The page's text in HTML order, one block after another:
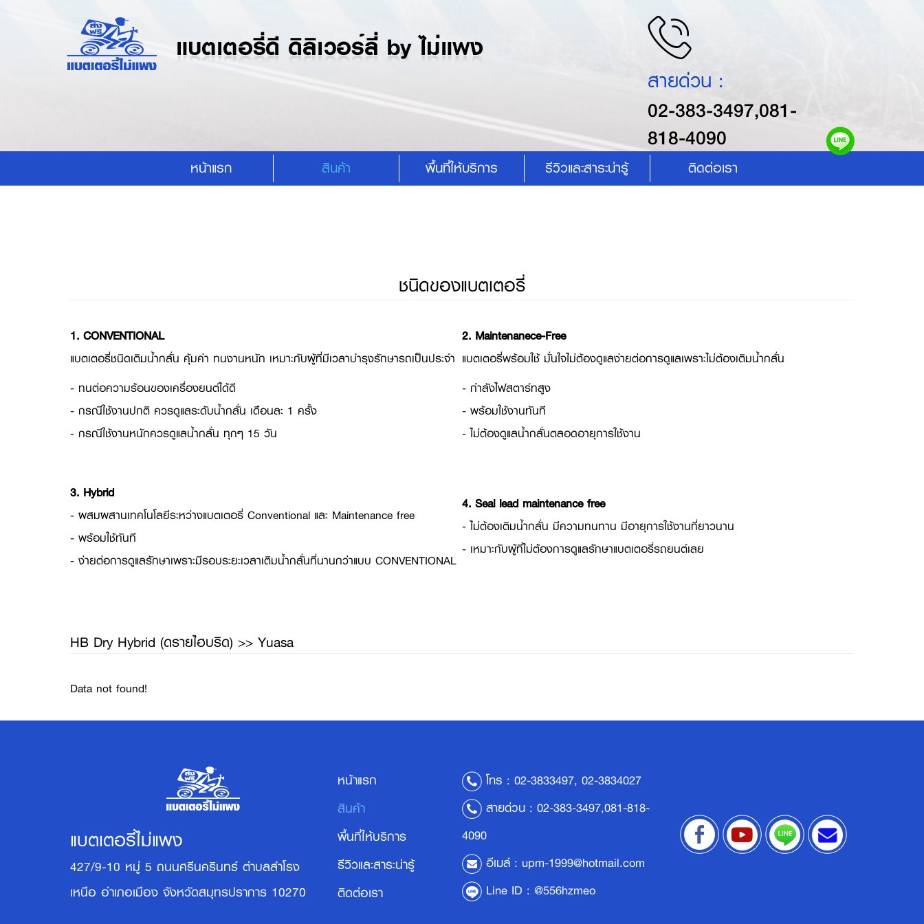
สายด่วน :
02-383-3497,081-
818-4090
หน้าแรก สินค้า พื้นที่ให้บริการ รีวิวและสาระน่ารู้ ติดต่อเรา
ชนิดของแบตเตอรี่
1. CONVENTIONAL
แบตเตอรี่ชนิดเติมน้ำกลั่น คุ้มค่า ทนงานหนัก เหมาะกับผู้ที่มีเวลาบำรุงรักษารถเป็นประจำ
- ทนต่อความร้อนของเครื่องยนต์ได้ดี
- กรณีใช้งานปกติ ควรดูแลระดับน้ำกลั่น เดือนละ 1 ครั้ง
- กรณีใช้งานหนักควรดูแลน้ำกลั่น ทุกๆ 15 วัน
2. Maintenanece-Free
แบตเตอรี่พร้อมใช้ มั่นใจไม่ต้องดูแลง่ายต่อการดูแลเพราะไม่ต้องเติมน้ำกลั่น
- กำลังไฟสตาร์ทสูง
- พร้อมใช้งานทันที
- ไม่ต้องดูแลน้ำกลั่นตลอดอายุการใช้งาน
3. Hybrid
- ผสมผสานเทคโนโลยีระหว่างแบตเตอรี่ Conventional และ Maintenance free
- พร้อมใช้ทันที
- ง่ายต่อการดูแลรักษาเพราะมีรอบระยะเวลาเติมน้ำกลั่นที่นานกว่าแบบ CONVENTIONAL
4. Seal lead maintenance free
- ไม่ต้องเติมน้ำกลั่น มีความทนทาน มีอายุการใช้งานที่ยาวนาน
- เหมาะกับผู้ที่ไม่ต้องการดูแลรักษาแบตเตอรี่รถยนต์เลย
HB Dry Hybrid (ดรายไฮบริด) >> Yuasa
Data not found!
แบตเตอรี่ไม่แพง
427/9-10 หมู่ 5 ถนนศรีนครินทร์ ตำบลสำโรง
เหนือ อำเภอเมือง จังหวัดสมุทรปราการ 10270
หน้าแรก
สินค้า
พื้นที่ให้บริการ
รีวิวและสาระน่ารู้
ติดต่อเรา
โทร : 02-3833497, 02-3834027
สายด่วน : 02-383-3497,081-818-
4090
อีเมล์ : upm-1999@hotmail.com
Line ID : @556hzmeo